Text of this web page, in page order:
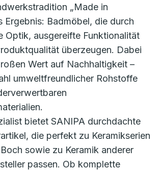
„Made in
Ergebnis: Badmöbel, die durch
Optik, ausgereifte Funktionalität
überzeugen. Dabei
Wert auf Nachhaltigkeit –
umweltfreundlicher Rohstoffe
bietet SANIPA durchdachte
die perfekt zu Keramikserien
sowie zu Keramik anderer
passen. Ob komplette